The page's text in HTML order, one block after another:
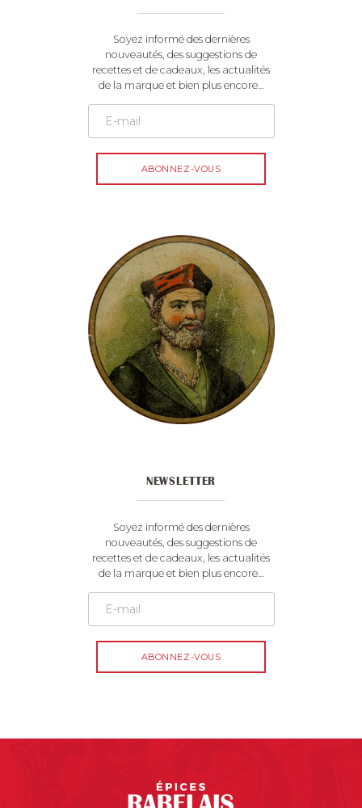
Soyez informé des dernières
nouveautés, des suggestions de
recettes et de cadeaux, les actualités
de la marque et bien plus encore…
NEWSLETTER
Soyez informé des dernières
nouveautés, des suggestions de
recettes et de cadeaux, les actualités
de la marque et bien plus encore…